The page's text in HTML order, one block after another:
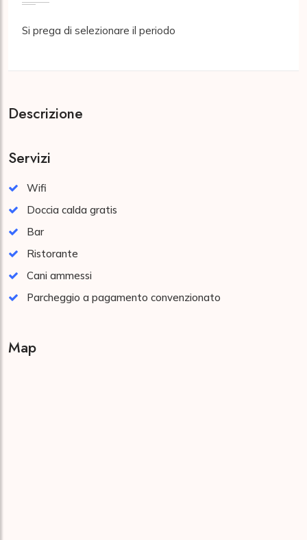
Si prega di selezionare il periodo
Descrizione
Servizi
Wifi
Doccia calda gratis
Bar
Ristorante
Cani ammessi
Parcheggio a pagamento convenzionato
Map